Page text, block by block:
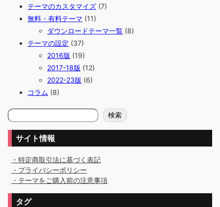
テーマのカスタマイズ (7)
無料・有料テーマ (11)
ダウンロードテーマ一覧 (8)
テーマの設定 (37)
2016版 (19)
2017-18版 (12)
2022-23版 (6)
コラム (8)
検
索
検索
サイト情報
・特定商取引法に基づく表記
・プライバシーポリシー
・テーマをご購入前の注意事項
タグ